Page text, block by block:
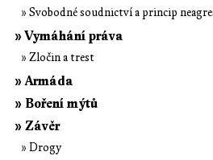
» Svobodné soudnictví a princip
» Vymáhání práva
» Zločin a trest
» Armáda
» Boření mýtů
» Závěr
» Drogy